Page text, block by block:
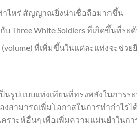
ท่าไหร่ สัญญาณยิ่งน่าเชื่อถือมากขึ้น
Three White Soldiers ที่เกิดขึ้นที่ร
ที่เพิ่มขึ้นในแต่ละแท่งจะช่
ป็นรูปแบบแท่งเทียนที่ทรงพลังในการ
งสามารถเพิ่มโอกาสในการทำกำไร
คราะห์อื่นๆ เพื่อเพิ่มความแม่นยำในก